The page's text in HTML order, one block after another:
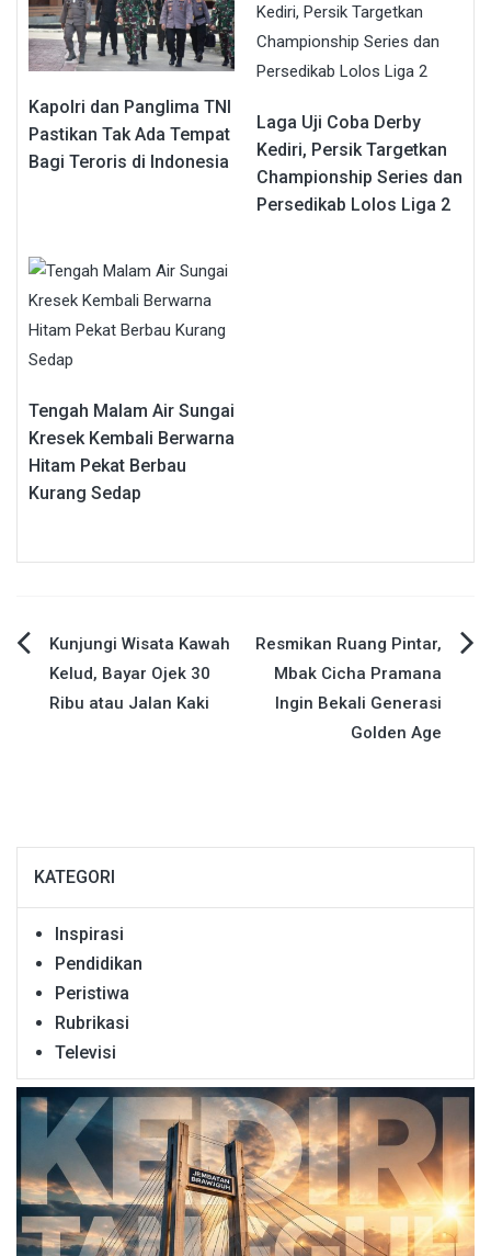
Kapolri dan Panglima TNI
Pastikan Tak Ada Tempat
Bagi Teroris di Indonesia
Laga Uji Coba Derby
Kediri, Persik Targetkan
Championship Series dan
Persedikab Lolos Liga 2
Tengah Malam Air Sungai
Kresek Kembali Berwarna
Hitam Pekat Berbau
Kurang Sedap
Navigasi
pos
Kunjungi Wisata Kawah
Kelud, Bayar Ojek 30
Ribu atau Jalan Kaki
Resmikan Ruang Pintar,
Mbak Cicha Pramana
Ingin Bekali Generasi
Golden Age
KATEGORI
Inspirasi
Pendidikan
Peristiwa
Rubrikasi
Televisi